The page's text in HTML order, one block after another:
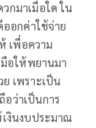
กมาเมื่อใด ใน
อกค่าใช้จ่าย
เพื่อความ
มือให้พยานมา
เพราะเป็น
ว่าเป็นการ
งินงบประมาณ